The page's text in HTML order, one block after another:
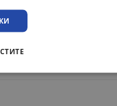
опция преглед.